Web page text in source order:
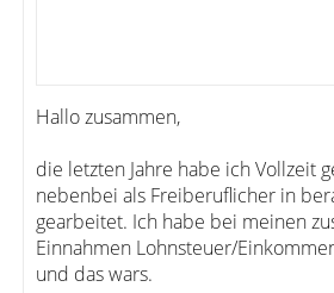
Hallo zusammen,
die letzten Jahre habe ich Vollzeit
nebenbei als Freiberuflicher in
gearbeitet. Ich habe bei meinen
Einnahmen Lohnsteuer/
und das wars.